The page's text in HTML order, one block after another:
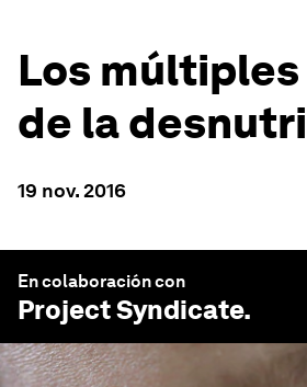
Los
de la
19 nov. 2016
En colaboración con
Project Syndicate.